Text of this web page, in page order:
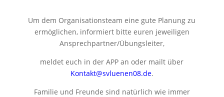
Um dem Organisationsteam eine gute Planung zu
ermöglichen, informiert bitte euren jeweiligen
Ansprechpartner/Übungsleiter,
meldet euch in der APP an oder mailt über
Kontakt@svluenen08.de.
Familie und Freunde sind natürlich wie immer